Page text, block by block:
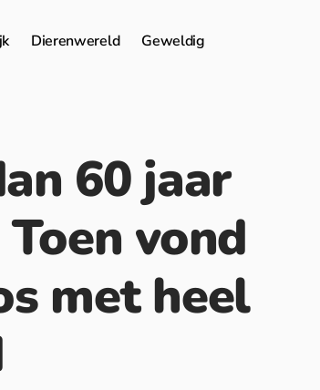
Dierenwereld Geweldig
60 jaar
vond
met heel